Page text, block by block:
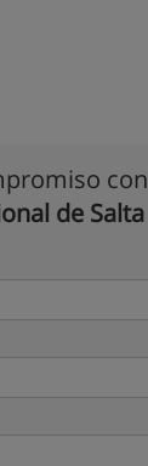
con
de Salta